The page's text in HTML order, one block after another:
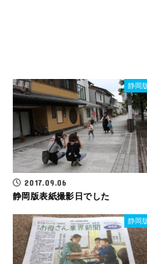
静岡
2017.09.06
静岡版表紙撮影日でした
静岡